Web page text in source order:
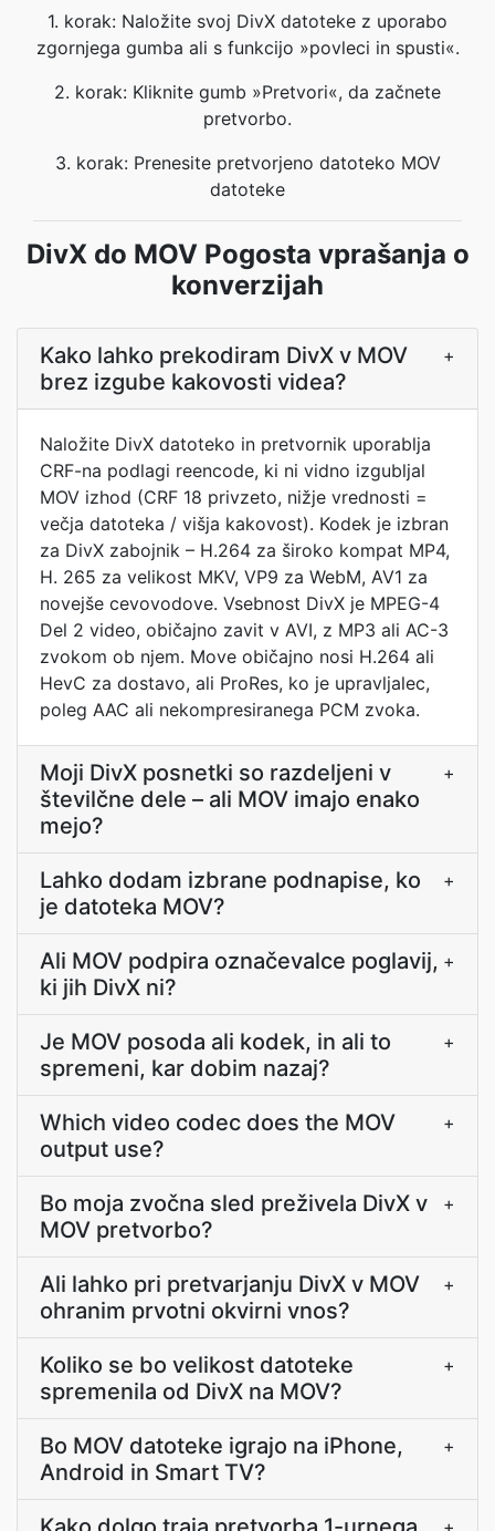
1. korak: Naložite svoj DivX datoteke z uporabo
zgornjega gumba ali s funkcijo »povleci in spusti«.
2. korak: Kliknite gumb »Pretvori«, da začnete
pretvorbo.
3. korak: Prenesite pretvorjeno datoteko MOV
datoteke
DivX do MOV Pogosta vprašanja o
konverzijah
Kako lahko prekodiram DivX v MOV
brez izgube kakovosti videa?
+
Naložite DivX datoteko in pretvornik uporablja
CRF-na podlagi reencode, ki ni vidno izgubljal
MOV izhod (CRF 18 privzeto, nižje vrednosti =
večja datoteka / višja kakovost). Kodek je izbran
za DivX zabojnik – H.264 za široko kompat MP4,
H. 265 za velikost MKV, VP9 za WebM, AV1 za
novejše cevovodove. Vsebnost DivX je MPEG-4
Del 2 video, običajno zavit v AVI, z MP3 ali AC-3
zvokom ob njem. Move običajno nosi H.264 ali
HevC za dostavo, ali ProRes, ko je upravljalec,
poleg AAC ali nekompresiranega PCM zvoka.
Moji DivX posnetki so razdeljeni v
številčne dele – ali MOV imajo enako
mejo?
+
Lahko dodam izbrane podnapise, ko
je datoteka MOV?
+
Ali MOV podpira označevalce poglavij,
ki jih DivX ni?
+
Je MOV posoda ali kodek, in ali to
spremeni, kar dobim nazaj?
+
Which video codec does the MOV
output use?
+
Bo moja zvočna sled preživela DivX v
MOV pretvorbo?
+
Ali lahko pri pretvarjanju DivX v MOV
ohranim prvotni okvirni vnos?
+
Koliko se bo velikost datoteke
spremenila od DivX na MOV?
+
Bo MOV datoteke igrajo na iPhone,
Android in Smart TV?
+
+